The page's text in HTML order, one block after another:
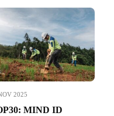
2025
MIND ID